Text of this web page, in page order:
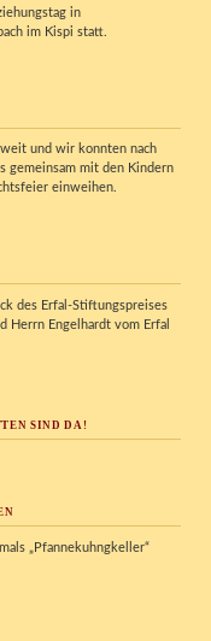
in
im Kispi statt.
und wir konnten nach
gemeinsam mit den Kindern
einweihen.
des Erfal-Stiftungspreises
Herrn Engelhardt vom Erfal
SIND DA!
„Pfannekuhngkeller“